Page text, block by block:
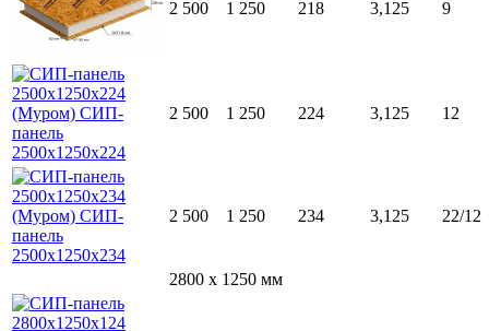
2 500 1 250 218 3,125 9
2 500 1 250 224 3,125 12
2 500 1 250 234 3,125 22/12
2800 x 1250 мм